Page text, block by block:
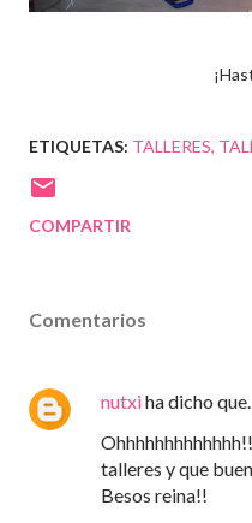
ETIQUETAS: TALLERES
COMPARTIR
Comentarios
nutxiha dicho
talleres y que
Besos reina!!